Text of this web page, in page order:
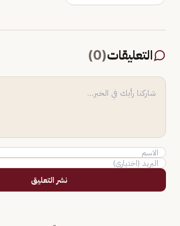
التعليقات(
0
)
نشر التعليق